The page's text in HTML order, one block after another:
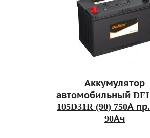
Аккумулятор
автомобильный
105D31R (90) 750А
90Ач